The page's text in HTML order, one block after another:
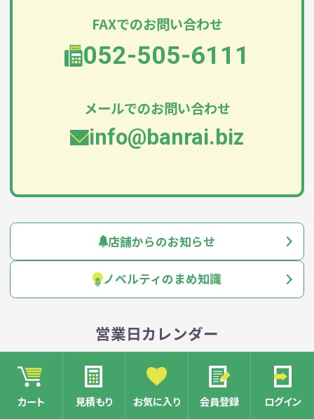
カート 見積もり お気に入り 会員登録 ログイン
FAXでのお問い合わせ
052-505-6111
メールでのお問い合わせ
info@banrai.biz
店舗からのお知らせ
ノベルティのまめ知識
営業日カレンダー
2026年8月
月